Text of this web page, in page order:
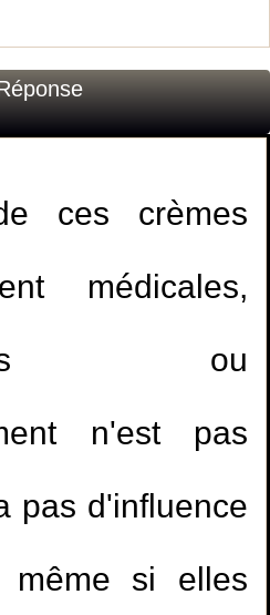
ces crèmes
médicales,
ou
n'est pas
pas d'influence
si elles